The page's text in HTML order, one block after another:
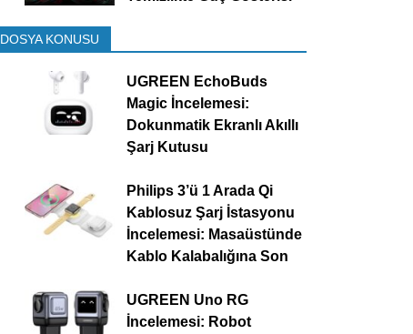
DOSYA KONUSU
UGREEN EchoBuds
Magic İncelemesi:
Dokunmatik Ekranlı Akıllı
Şarj Kutusu
Philips 3’ü 1 Arada Qi
Kablosuz Şarj İstasyonu
İncelemesi: Masaüstünde
Kablo Kalabalığına Son
UGREEN Uno RG
İncelemesi: Robot